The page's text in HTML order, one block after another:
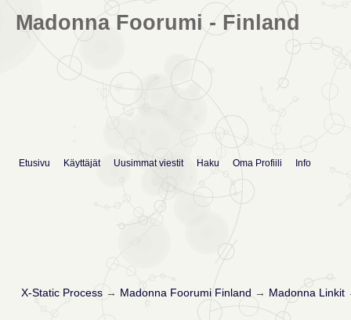
Madonna Foorumi - Finland
Etusivu Käyttäjät Uusimmat viestit Haku Oma Profiili Info
X-Static Process→ Madonna Foorumi Finland → Madonna Linkit